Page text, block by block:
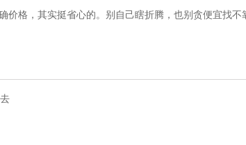
价格，其实挺省心的。别自己瞎折腾，也别贪便宜找